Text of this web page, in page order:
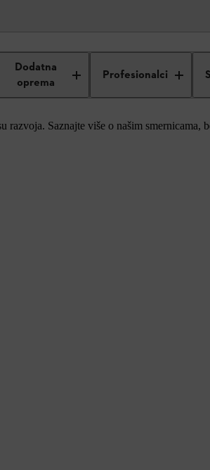
Dodatna
oprema
Profesionalci
Saznajte više o našim smernicama,